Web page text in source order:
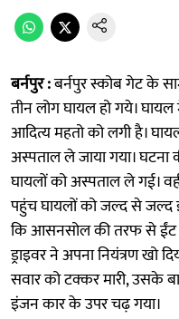
बर्नपुर :बर्नपुर स्कोब गेट के
तीन लोग घायल हो गये।
आदित्य महतो को लगी है।
अस्पताल ले जाया गया।
घायलों को अस्पताल ले गई।
पहुंच घायलों को जल्द से जल्द
कि आसनसोल की तरफ से ईंट
ड्राइवर ने अपना नियंत्रण
सवार को टक्कर मारी, उसके
इंजन कार के उपर चढ़ गया।